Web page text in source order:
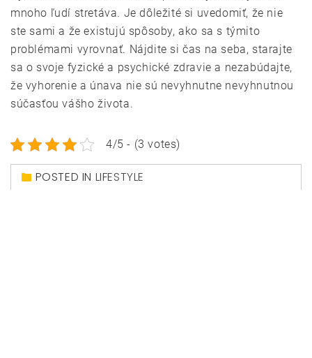
mnoho ľudí stretáva. Je dôležité si uvedomiť, že nie
ste sami a že existujú spôsoby, ako sa s týmito
problémami vyrovnať. Nájdite si čas na seba, starajte
sa o svoje fyzické a psychické zdravie a nezabúdajte,
že vyhorenie a únava nie sú nevyhnutne nevyhnutnou
súčasťou vášho života.
4/5 - (3 votes)
POSTED IN LIFESTYLE